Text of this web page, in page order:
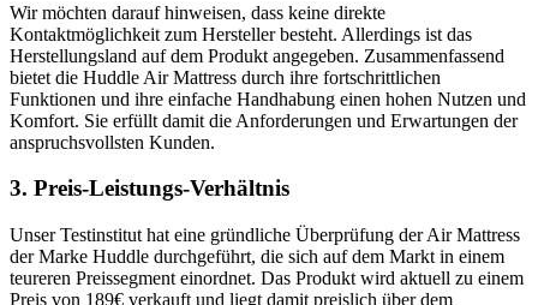
Wir möchten darauf hinweisen, dass keine direkte
Kontaktmöglichkeit zum Hersteller besteht. Allerdings ist das
Herstellungsland auf dem Produkt angegeben. Zusammenfassend
bietet die Huddle Air Mattress durch ihre fortschrittlichen
Funktionen und ihre einfache Handhabung einen hohen Nutzen und
Komfort. Sie erfüllt damit die Anforderungen und Erwartungen der
anspruchsvollsten Kunden.
3. Preis-Leistungs-Verhältnis
Unser Testinstitut hat eine gründliche Überprüfung der Air Mattress
der Marke Huddle durchgeführt, die sich auf dem Markt in einem
teureren Preissegment einordnet. Das Produkt wird aktuell zu einem
Preis von 189€ verkauft und liegt damit preislich über dem